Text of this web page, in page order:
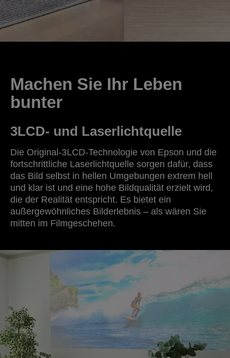
Machen Sie Ihr Leben
bunter
3LCD- und Laserlichtquelle
Die Original-3LCD-Technologie von Epson und die
fortschrittliche Laserlichtquelle sorgen dafür, dass
das Bild selbst in hellen Umgebungen extrem hell
und klar ist und eine hohe Bildqualität erzielt wird,
die der Realität entspricht. Es bietet ein
außergewöhnliches Bilderlebnis – als wären Sie
mitten im Filmgeschehen.